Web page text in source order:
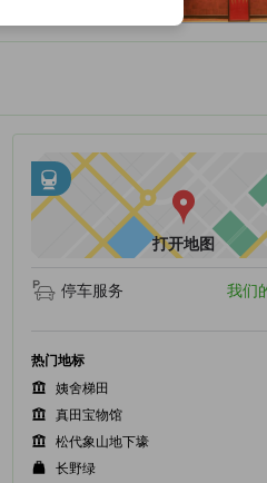
tooltip
邻近交通
• 距户仓站不到1.54公里
打开地图
停车服务
我们
热门地标
姨舍梯田
真田宝物馆
松代象山地下壕
长野绿